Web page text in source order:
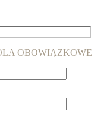
OBOWIĄZKOWE